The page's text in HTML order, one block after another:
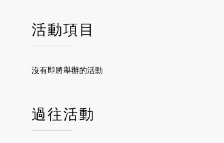
活動項目
沒有即將舉辦的活動
過往活動